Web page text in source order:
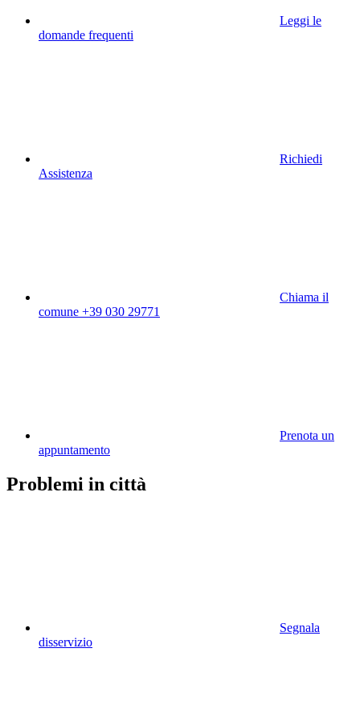
Leggi le
domande frequenti
Richiedi
Assistenza
Chiama il
comune +39 030 29771
Prenota un
appuntamento
Problemi in città
Segnala
disservizio